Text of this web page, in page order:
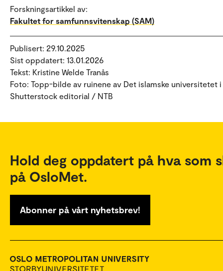
Forskningsartikkel av:
Fakultet for samfunnsvitenskap (SAM)
Publisert: 29.10.2025
Sist oppdatert: 13.01.2026
Tekst: Kristine Welde Tranås
Foto: Topp-bilde av ruinene av Det islamske universitetet i
Shutterstock editorial / NTB
Hold deg oppdatert på hva som
på OsloMet.
Abonner på vårt nyhetsbrev!